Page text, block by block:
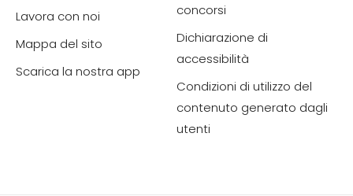
Lavora con noi
Mappa del sito
Scarica la nostra app
concorsi
Dichiarazione di
accessibilità
Condizioni di utilizzo del
contenuto generato dagli
utenti